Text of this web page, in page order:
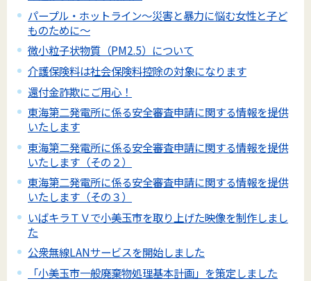
パープル・ホットライン～災害と暴力に悩む女性と子ど
ものために～
微小粒子状物質（PM2.5）について
介護保険料は社会保険料控除の対象になります
還付金詐欺にご用心！
東海第二発電所に係る安全審査申請に関する情報を提供
いたします
東海第二発電所に係る安全審査申請に関する情報を提供
いたします（その２）
東海第二発電所に係る安全審査申請に関する情報を提供
いたします（その３）
いばキラＴＶで小美玉市を取り上げた映像を制作しまし
た
公衆無線LANサービスを開始しました
「小美玉市一般廃棄物処理基本計画」を策定しました